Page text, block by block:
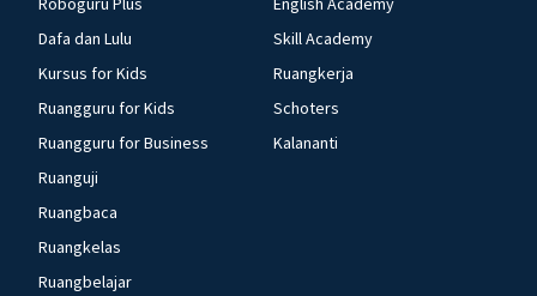
Dafa dan Lulu
Kursus for Kids
Ruangguru for Kids
Ruangguru for Business
Ruanguji
Ruangbaca
Ruangkelas
Ruangbelajar
Skill Academy
Ruangkerja
Schoters
Kalananti